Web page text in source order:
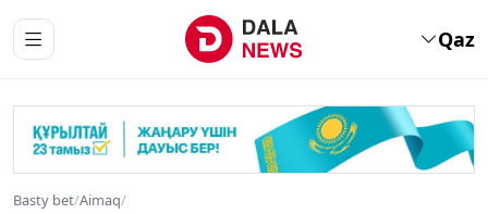
Qaz
Basty bet/Aimaq/